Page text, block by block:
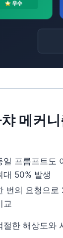
메커
일 프롬프트도
대 50% 발생
번의 요청으로
교
절한 해상도와